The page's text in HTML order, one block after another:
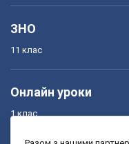
ЗНО
11 клас
Онлайн уроки
1 клас